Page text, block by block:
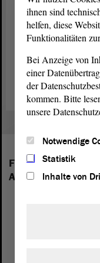
Tobias Krull (CDU),
(AfD), Monika
(BÜNDNIS 90/DIE
Landes Sachsen-
Delegation zu begleiten.
Folgende
Anhalt vertreten:
ihnen sind
helfen, diese
Funktionalitäten
Bei Anzeige von
einer
der
kommen. Bitte
unsere
Notwendige
Statistik
Inhalte von